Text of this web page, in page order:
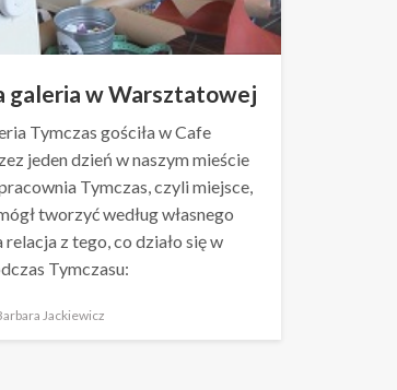
galeria w Warsztatowej
Tymczas gościła w Cafe
jeden dzień w naszym mieście
Tymczas, czyli miejsce,
tworzyć według własnego
relacja z tego, co działo się w
Tymczasu:
Jackiewicz